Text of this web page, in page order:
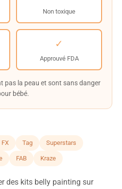
Non toxique
✓
Approuvé FDA
pas la peau et sont sans danger
bébé.
Tag Superstars
FAB Kraze
des kits belly painting sur